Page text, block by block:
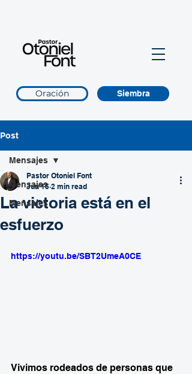
Oración Siembra
Post
Mensajes
Mensajes
Mensajes
La victoria está en el
esfuerzo
Pastor Otoniel Font
Jun 15 2 min read
https://youtu.be/SBT2UmeA0CE
Vivimos rodeados de personas que